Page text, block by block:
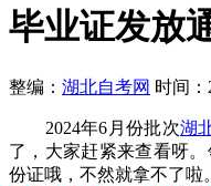
毕业证发放
整编： 湖北自考网 时间：
2024年6月份批次湖
了，大家赶紧来查看呀
份证哦，不然就拿不了啦